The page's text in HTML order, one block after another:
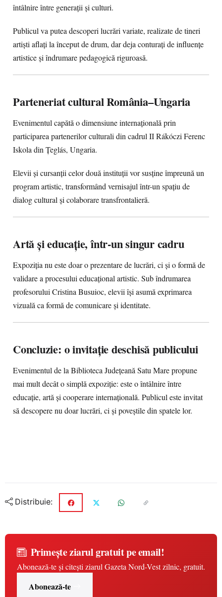
întâlnire între generații și culturi.
Publicul va putea descoperi lucrări variate, realizate de tineri
artiști aflați la început de drum, dar deja conturați de influențe
artistice și îndrumare pedagogică riguroasă.
Parteneriat cultural România–Ungaria
Evenimentul capătă o dimensiune internațională prin
participarea partenerilor culturali din cadrul II Rákóczi Ferenc
Iskola din Țeglás, Ungaria.
Elevii și cursanții celor două instituții vor susține împreună un
program artistic, transformând vernisajul într-un spațiu de
dialog cultural și colaborare transfrontalieră.
Artă și educație, într-un singur cadru
Expoziția nu este doar o prezentare de lucrări, ci și o formă de
validare a procesului educațional artistic. Sub îndrumarea
profesorului Cristina Busuioc, elevii își asumă exprimarea
vizuală ca formă de comunicare și identitate.
Concluzie: o invitație deschisă publicului
Evenimentul de la Biblioteca Județeană Satu Mare propune
mai mult decât o simplă expoziție: este o întâlnire între
educație, artă și cooperare internațională. Publicul este invitat
să descopere nu doar lucrări, ci și poveștile din spatele lor.
Distribuie:
Primește ziarul gratuit pe email!
Abonează-te și citești ziarul Gazeta Nord-Vest zilnic, gratuit.
Abonează-te